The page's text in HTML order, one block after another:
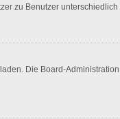
zu Benutzer unterschiedlich
Die Board-